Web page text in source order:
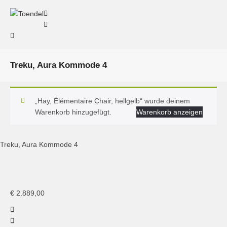
Treku, Aura Kommode 4
„Hay, Élémentaire Chair, hellgelb“ wurde deinem
Warenkorb hinzugefügt.
Warenkorb anzeigen
Treku, Aura Kommode 4
€ 2.889,00